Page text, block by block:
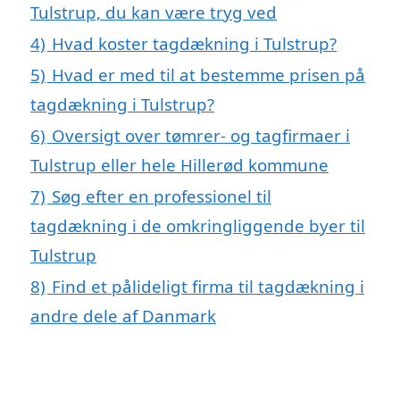
Tulstrup, du kan være tryg ved
4) Hvad koster tagdækning i Tulstrup?
5) Hvad er med til at bestemme prisen på
tagdækning i Tulstrup?
6) Oversigt over tømrer- og tagfirmaer i
Tulstrup eller hele Hillerød kommune
7) Søg efter en professionel til
tagdækning i de omkringliggende byer til
Tulstrup
8) Find et pålideligt firma til tagdækning i
andre dele af Danmark